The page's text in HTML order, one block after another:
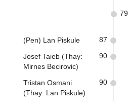
79
(Pen) Lan Piskule 87
Josef Taieb (Thay:
Mirnes Becirovic)
90
Tristan Osmani
(Thay: Lan Piskule)
90